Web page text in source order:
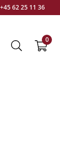
+45 62 25 11 36
search0